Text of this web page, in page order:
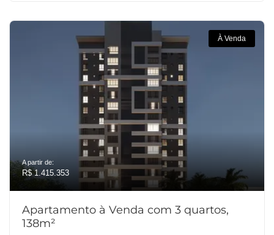
À Venda
A partir de:
R$ 1.415.353
Apartamento à Venda com 3 quartos,
138m²